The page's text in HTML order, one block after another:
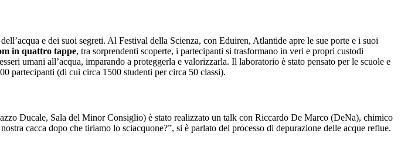
e dei suoi segreti. Al Festival della Scienza, con Eduiren, Atlantide apre le sue porte e i suoi
in quattro tappe, tra sorprendenti scoperte, i partecipanti si trasformano in veri e propri custodi
umani all’acqua, imparando a proteggerla e valorizzarla. Il laboratorio è stato pensato per le scuole e
partecipanti (di cui circa 1500 studenti per circa 50 classi).
Ducale, Sala del Minor Consiglio) è stato realizzato un talk con Riccardo De Marco (DeNa), chimico
cacca dopo che tiriamo lo sciacquone?”, si è parlato del processo di depurazione delle acque reflue.